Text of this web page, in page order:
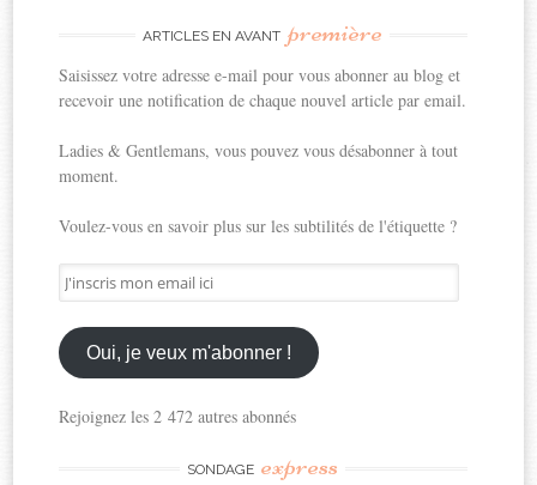
ARTICLES EN AVANT première
Saisissez votre adresse e-mail pour vous abonner au blog et
recevoir une notification de chaque nouvel article par email.
Ladies & Gentlemans, vous pouvez vous désabonner à tout
moment.
Voulez-vous en savoir plus sur les subtilités de l'étiquette ?
J'inscris
mon
email
ici
Oui, je veux m'abonner !
Rejoignez les 2 472 autres abonnés
SONDAGE express